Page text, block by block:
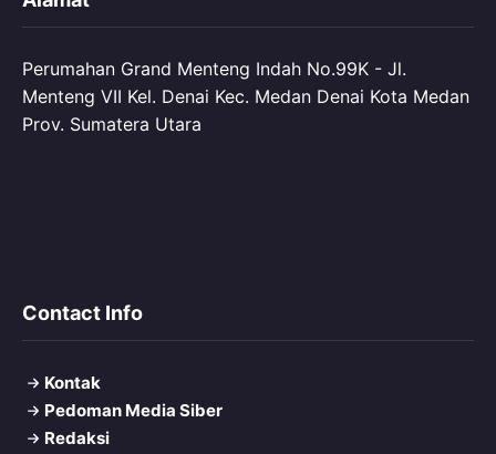
Perumahan Grand Menteng Indah No.99K - Jl.
Menteng VII Kel. Denai Kec. Medan Denai Kota Medan
Prov. Sumatera Utara
Contact Info
Kontak
Pedoman Media Siber
Redaksi